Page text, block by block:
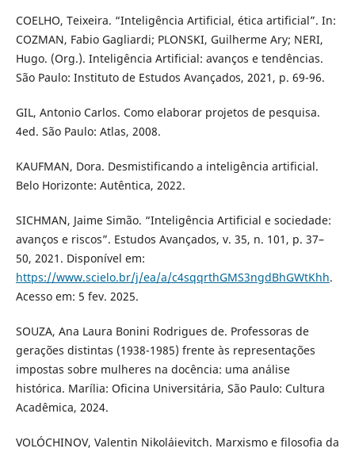
COELHO, Teixeira. “Inteligência Artificial, ética artificial”. In:
COZMAN, Fabio Gagliardi; PLONSKI, Guilherme Ary; NERI,
Hugo. (Org.). Inteligência Artificial: avanços e tendências.
São Paulo: Instituto de Estudos Avançados, 2021, p. 69-96.
GIL, Antonio Carlos. Como elaborar projetos de pesquisa.
4ed. São Paulo: Atlas, 2008.
KAUFMAN, Dora. Desmistificando a inteligência artificial.
Belo Horizonte: Autêntica, 2022.
SICHMAN, Jaime Simão. “Inteligência Artificial e sociedade:
avanços e riscos”. Estudos Avançados, v. 35, n. 101, p. 37–
50, 2021. Disponível em:
https://www.scielo.br/j/ea/a/c4sqqrthGMS3ngdBhGWtKhh.
Acesso em: 5 fev. 2025.
SOUZA, Ana Laura Bonini Rodrigues de. Professoras de
gerações distintas (1938-1985) frente às representações
impostas sobre mulheres na docência: uma análise
histórica. Marília: Oficina Universitária, São Paulo: Cultura
Acadêmica, 2024.
VOLÓCHINOV, Valentin Nikoláievitch. Marxismo e filosofia da